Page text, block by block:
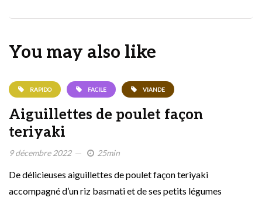
You may also like
RAPIDO FACILE VIANDE
Aiguillettes de poulet façon
teriyaki
9 décembre 2022 25min
De délicieuses aiguillettes de poulet façon teriyaki
accompagné d’un riz basmati et de ses petits légumes